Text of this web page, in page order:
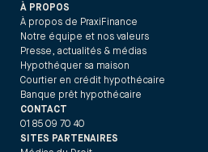
À PROPOS
À propos de PraxiFinance
Notre équipe et nos valeurs
Presse, actualités & médias
Hypothéquer sa maison
Courtier en crédit hypothécaire
Banque prêt hypothécaire
CONTACT
01 85 09 70 40
SITES PARTENAIRES